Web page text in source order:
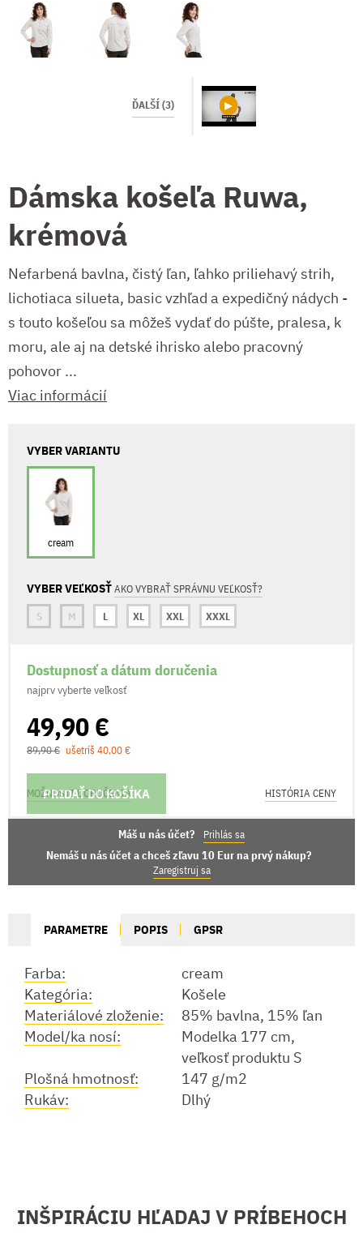
ĎALŠÍ (3)
Dámska košeľa Ruwa,
krémová
Nefarbená bavlna, čistý ľan, ľahko priliehavý strih,
lichotiaca silueta, basic vzhľad a expedičný nádych -
s touto košeľou sa môžeš vydať do púšte, pralesa, k
moru, ale aj na detské ihrisko alebo pracovný
pohovor ...
Viac informácií
VYBER VARIANTU
cream
VYBER VEĽKOSŤAKO VYBRAŤ SPRÁVNU VEĽKOSŤ?
S
M L XL XXL XXXL
Dostupnosť a dátum doručenia
najprv vyberte veľkosť
49,90 €
89,90 € ušetríš 40,00 €
PRIDAŤ DO KOŠÍKA
MOŽNOSTI DORUČENIA HISTÓRIA CENY
Máš u nás účet? Prihlás sa
Nemáš u nás účet a chceš zľavu 10 Eur na prvý nákup?
Zaregistruj sa
PARAMETRE POPIS GPSR
Farba:
cream
Kategória:
Košele
Materiálové zloženie:
85% bavlna, 15% ľan
Model/ka nosí:
Modelka 177 cm,
veľkosť produktu S
Plošná hmotnosť:
147 g/m2
Rukáv:
Dlhý
INŠPIRÁCIU HĽADAJ V PRÍBEHOCH